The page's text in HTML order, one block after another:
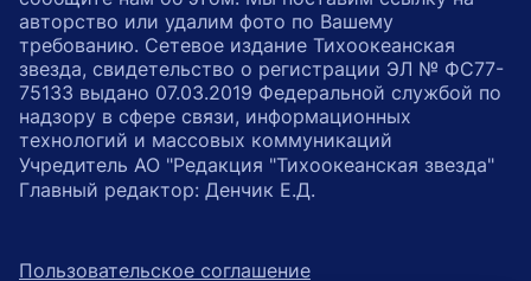
авторство или удалим фото по Вашему
требованию. Сетевое издание Тихоокеанская
звезда, свидетельство о регистрации ЭЛ № ФС77-
75133 выдано 07.03.2019 Федеральной службой по
надзору в сфере связи, информационных
технологий и массовых коммуникаций
Учредитель АО "Редакция "Тихоокеанская звезда"
Главный редактор: Денчик Е.Д.
Пользовательское соглашение